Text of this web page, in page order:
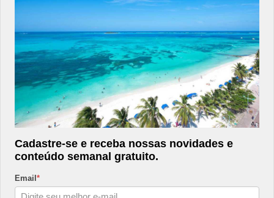
Pacotes completos com passagens,
hospedagem, traslados e passeios.
Quero um Orçamento
Categoria:Nordeste
Compartilhar
Cadastre-se e receba nossas novidades e
conteúdo semanal gratuito.
Email*